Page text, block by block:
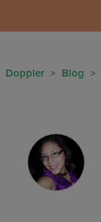
Doppler > Blog >